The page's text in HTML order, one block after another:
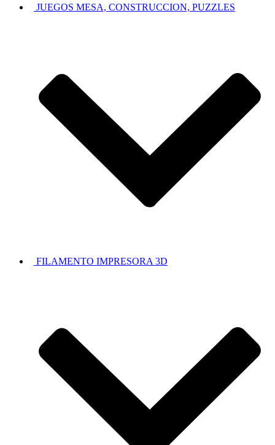
JUEGOS MESA, CONSTRUCCION, PUZZLES
FILAMENTO IMPRESORA 3D